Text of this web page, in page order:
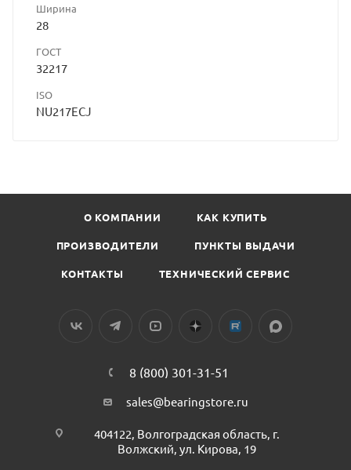
Ширина
28
ГОСТ
32217
ISO
NU217ECJ
О КОМПАНИИ КАК КУПИТЬ
ПРОИЗВОДИТЕЛИ ПУНКТЫ ВЫДАЧИ
КОНТАКТЫ ТЕХНИЧЕСКИЙ СЕРВИС
8 (800) 301-31-51
sales@bearingstore.ru
404122, Волгоградская область, г.
Волжский, ул. Кирова, 19